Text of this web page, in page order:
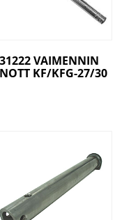
31222 VAIMENNIN
KF/KFG-27/30